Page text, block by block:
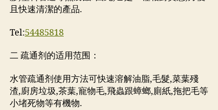
且快速清潔的產品.
Tel:54485818
二 疏通剂的适用范围：
水管疏通剂使用方法可快速溶解油脂,毛髮,菜葉殘
渣,廚房垃圾,茶葉,寵物毛,飛蟲跟蟑螂,廁紙,拖把毛等
小堵死物等有機物.